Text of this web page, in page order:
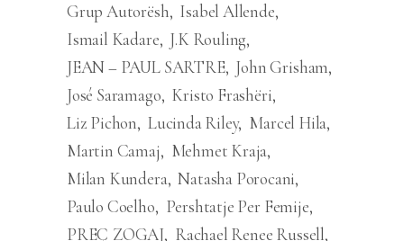
Grup Autorësh Isabel Allende
Ismail Kadare J.K Rouling
JEAN – PAUL SARTRE John Grisham
José Saramago Kristo Frashëri
Liz Pichon Lucinda Riley Marcel Hila
Martin Camaj
Mehmet Kraja
Milan Kundera Natasha Porocani
Paulo Coelho
Pershtatje Per Femije
PREÇ ZOGAJ
Rachael Renee Russell